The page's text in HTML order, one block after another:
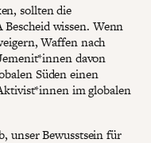
sollten die
wissen. Wenn
Waffen nach
davon
Süden einen
im globalen
unser Bewusstsein für